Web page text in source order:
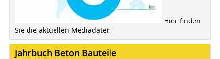
Hier finden
Sie die aktuellen Mediadaten
Jahrbuch Beton Bauteile